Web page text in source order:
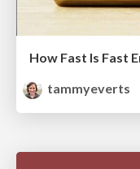
How Fast Is Fast
tammyeverts